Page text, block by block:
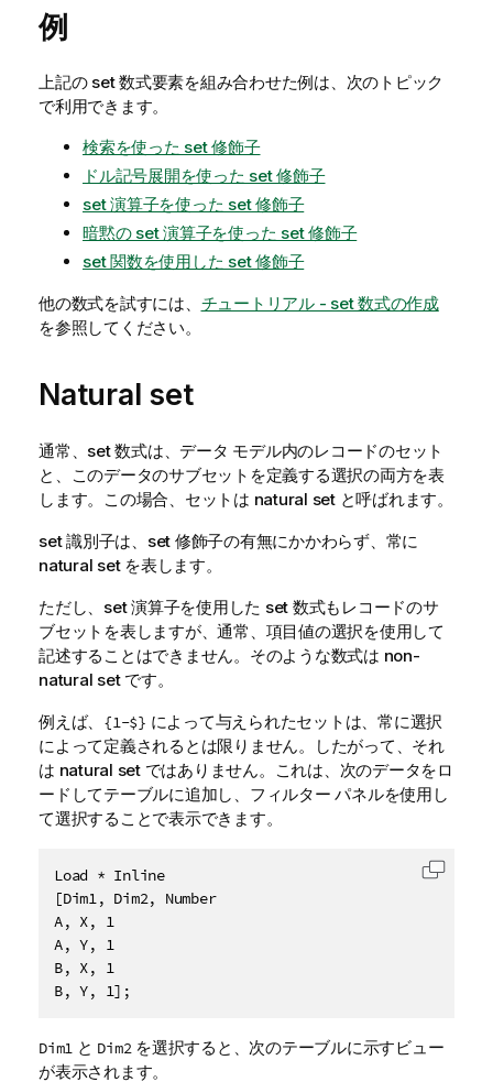
例
上記の set 数式要素を組み合わせた例は、次のトピック
で利用できます。
検索を使った set 修飾子
ドル記号展開を使った set 修飾子
set 演算子を使った set 修飾子
暗黙の set 演算子を使った set 修飾子
set 関数を使用した set 修飾子
他の数式を試すには、 チュートリアル - set 数式の作成
を参照してください。
Natural set
通常、set 数式は、データ モデル内のレコードのセット
と、このデータのサブセットを定義する選択の両方を表
します。この場合、セットは natural set と呼ばれます。
set 識別子は、set 修飾子の有無にかかわらず、常に
natural set を表します。
ただし、set 演算子を使用した set 数式もレコードのサ
ブセットを表しますが、通常、項目値の選択を使用して
記述することはできません。そのような数式は non-
natural set です。
例えば、 {1-$} によって与えられたセットは、常に選択
によって定義されるとは限りません。したがって、それ
は natural set ではありません。これは、次のデータをロ
ードしてテーブルに追加し、フィルター パネルを使用し
て選択することで表示できます。
Load * Inline
[Dim1, Dim2, Number
A, X, 1
A, Y, 1
B, X, 1
コード
Dim1 と Dim2を選択すると、次のテーブルに示すビュー
が表示されます。